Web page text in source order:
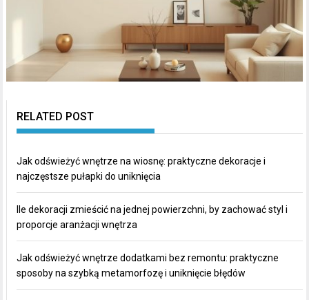
RELATED POST
Jak odświeżyć wnętrze na wiosnę: praktyczne dekoracje i
najczęstsze pułapki do uniknięcia
Ile dekoracji zmieścić na jednej powierzchni, by zachować styl i
proporcje aranżacji wnętrza
Jak odświeżyć wnętrze dodatkami bez remontu: praktyczne
sposoby na szybką metamorfozę i uniknięcie błędów